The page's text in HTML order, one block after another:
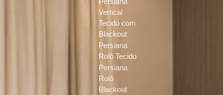
Vertical
Tecido com
Blackout
Persiana
Rolô Tecido
Persiana
Rolô
Blackout